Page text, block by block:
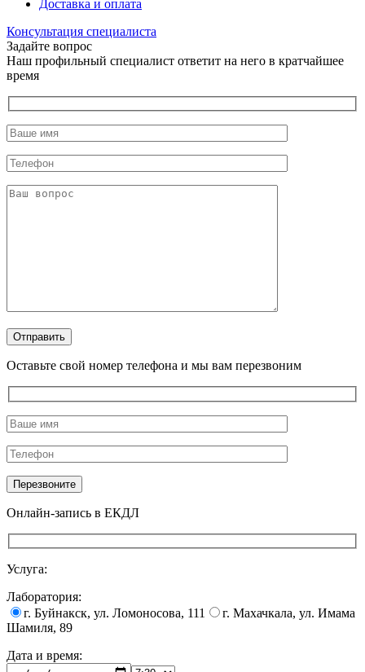
Доставка и оплата
Консультация специалиста
Задайте вопрос
Наш профильный специалист ответит на него в кратчайшее
время
Оставьте свой номер телефона и мы вам перезвоним
Онлайн-запись в ЕКДЛ
Услуга:
Лаборатория:
г. Буйнакск, ул. Ломоносова, 111
г. Махачкала, ул. Имама
Шамиля, 89
Дата и время: